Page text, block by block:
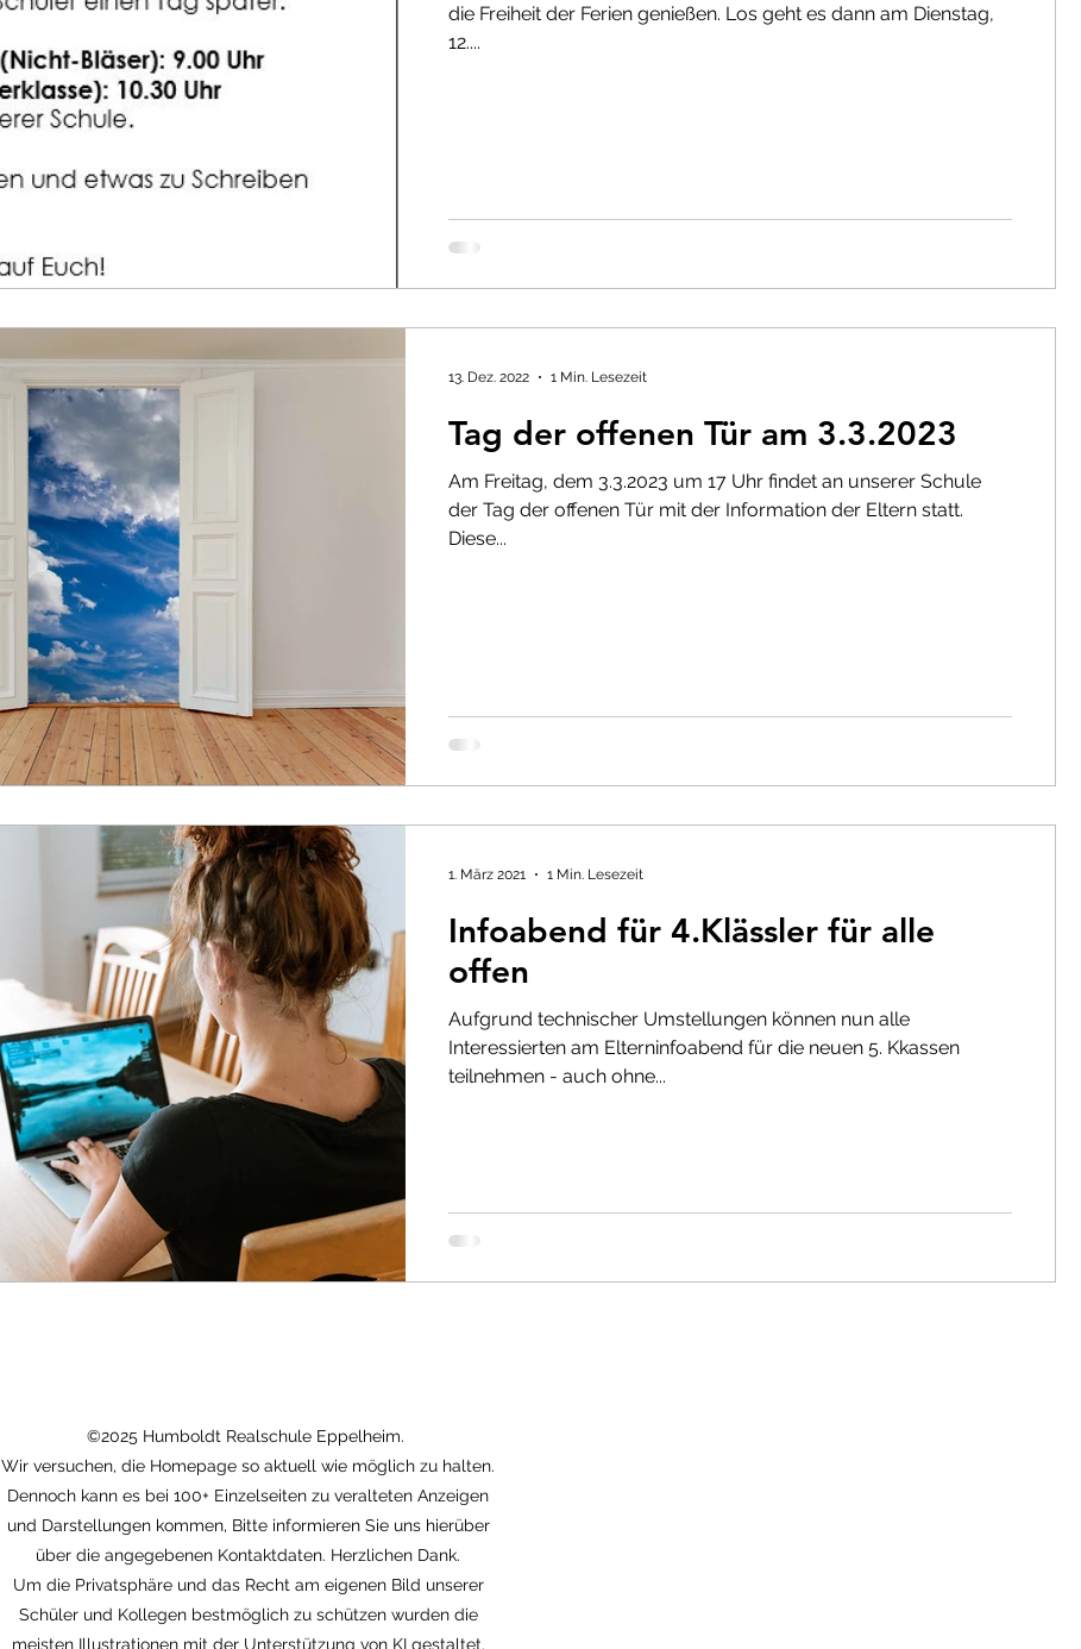
die Freiheit der Ferien genießen. Los geht es dann am Dienstag,
12....
Tag der offenen Tür am 3.3.2023
Am Freitag, dem 3.3.2023 um 17 Uhr findet an unserer Schule
der Tag der offenen Tür mit der Information der Eltern statt.
Diese...
13. Dez. 2022 1 Min. Lesezeit
Infoabend für 4.Klässler für alle
offen
Aufgrund technischer Umstellungen können nun alle
Interessierten am Elterninfoabend für die neuen 5. Kkassen
teilnehmen - auch ohne...
1. März 2021 1 Min. Lesezeit
©2025 Humboldt Realschule Eppelheim.
Wir versuchen, die Homepage so aktuell wie möglich zu halten.
Dennoch kann es bei 100+ Einzelseiten zu veralteten Anzeigen
und Darstellungen kommen, Bitte informieren Sie uns hierüber
über die angegebenen Kontaktdaten. Herzlichen Dank.
Um die Privatsphäre und das Recht am eigenen Bild unserer
Schüler und Kollegen bestmöglich zu schützen wurden die
meisten Illustrationen mit der Unterstützung von KI gestaltet.